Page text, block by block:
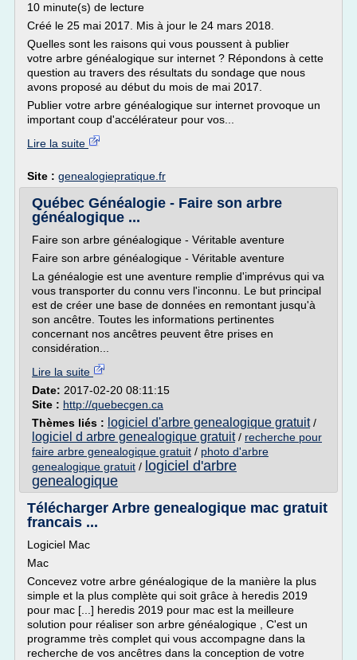
10 minute(s) de lecture
Créé le 25 mai 2017. Mis à jour le 24 mars 2018.
Quelles sont les raisons qui vous poussent à publier
votre arbre généalogique sur internet ? Répondons à cette
question au travers des résultats du sondage que nous
avons proposé au début du mois de mai 2017.
Publier votre arbre généalogique sur internet provoque un
important coup d'accélérateur pour vos...
Lire la suite
Site : genealogiepratique.fr
Québec Généalogie - Faire son arbre
généalogique ...
Faire son arbre généalogique - Véritable aventure
Faire son arbre généalogique - Véritable aventure
La généalogie est une aventure remplie d'imprévus qui va
vous transporter du connu vers l'inconnu. Le but principal
est de créer une base de données en remontant jusqu'à
son ancêtre. Toutes les informations pertinentes
concernant nos ancêtres peuvent être prises en
considération...
Lire la suite
Date: 2017-02-20 08:11:15
Site : http://quebecgen.ca
Thèmes liés : logiciel d'arbre genealogique gratuit/
logiciel d arbre genealogique gratuit/ recherche pour
faire arbre genealogique gratuit / photo d'arbre
genealogique gratuit / logiciel d'arbre
genealogique
Télécharger Arbre genealogique mac gratuit
francais ...
Logiciel Mac
Mac
Concevez votre arbre généalogique de la manière la plus
simple et la plus complète qui soit grâce à heredis 2019
pour mac [...] heredis 2019 pour mac est la meilleure
solution pour réaliser son arbre généalogique , C'est un
programme très complet qui vous accompagne dans la
recherche de vos ancêtres dans la conception de votre